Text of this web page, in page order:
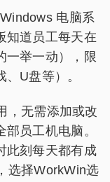
电脑系
知道员工每天在
一举一动），限
U盘等）。
，无需添加或改
员工机电脑。
此刻每天都有成
选择WorkWin选